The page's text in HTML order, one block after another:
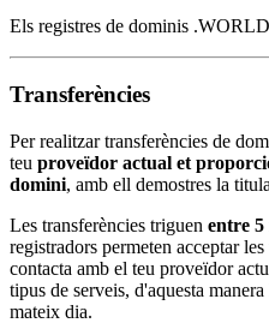
Els registres de dominis
Transferències
Per realitzar transferències de
teu proveïdor actual et
domini, amb ell demostres la
Les transferències triguen entre 5
registradors permeten acceptar
contacta amb el teu proveïdor
tipus de serveis, d'aquesta
mateix dia.